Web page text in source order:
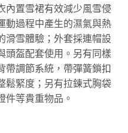
內置雪裙有效減少風雪侵
動過程中產生的濕氣與熱
滑雪體驗；外套採連帽設
頭盔配套使用。另有同樣
帶調節系統，帶彈簧鎖扣
鬆緊度；另有拉鍊式胸袋
件等貴重物品。